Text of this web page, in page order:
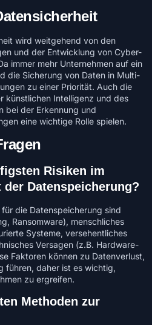
wird weitgehend von den
und der Entwicklung von Cyber-
immer mehr Unternehmen auf ein
die Sicherung von Daten in Multi-
zu einer Priorität. Auch die
künstlichen Intelligenz und des
bei der Erkennung und
eine wichtige Rolle spielen.
Risiken im
Datenspeicherung?
die Datenspeicherung sind
Ransomware), menschliches
Systeme, versehentliches
Versagen (z.B. Hardware-
Faktoren können zu Datenverlust,
führen, daher ist es wichtig,
zu ergreifen.
Methoden zur